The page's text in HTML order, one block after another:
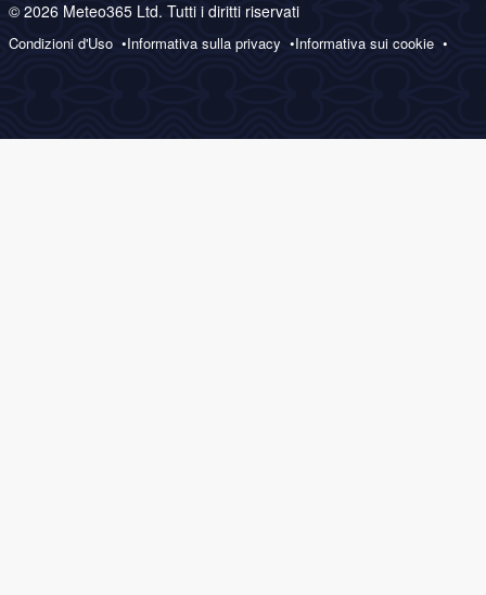
© 2026 Meteo365 Ltd. Tutti i diritti riservati
Condizioni d'Uso Informativa sulla privacy Informativa sui cookie